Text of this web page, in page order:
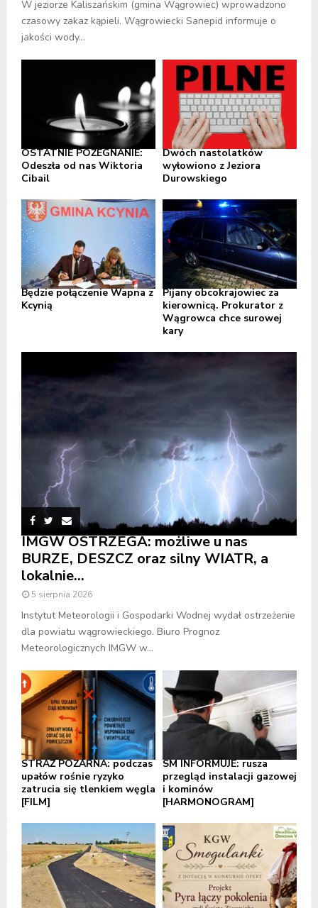
W jeziorze Kaliszańskim (gmina Wągrowiec) wprowadzono
czasowy zakaz kąpieli. Wągrowiecki Sanepid informuje o
jakości wody...
OSTATNIE POŻEGNANIE:
Odeszła od nas Wiktoria
Cibail
Dwóch nastolatków
wyłowiono z Jeziora
Durowskiego
Będzie połączenie Wapna z
Kcynią
Pijany obcokrajowiec za
kierownicą. Prokurator z
Wągrowca chce surowej
kary
IMGW OSTRZEGA: możliwe u nas
BURZE, DESZCZ oraz silny WIATR, a
lokalnie...
5 sierpnia 2026
Instytut Meteorologii i Gospodarki Wodnej wydał ostrzeżenie
dla powiatu wągrowieckiego. Biuro Prognoz
Meteorologicznych IMGW w...
STRAŻ POŻARNA: podczas
upałów rośnie ryzyko
zatrucia się tlenkiem węgla
[FILM]
SM INFORMUJE: rusza
przegląd instalacji gazowej
i kominów
[HARMONOGRAM]